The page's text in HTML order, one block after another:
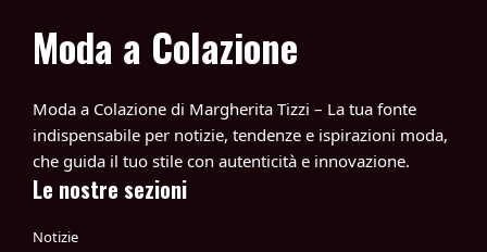
Moda a Colazione
Moda a Colazione di Margherita Tizzi – La tua fonte
indispensabile per notizie, tendenze e ispirazioni moda,
che guida il tuo stile con autenticità e innovazione.
Le nostre sezioni
Notizie